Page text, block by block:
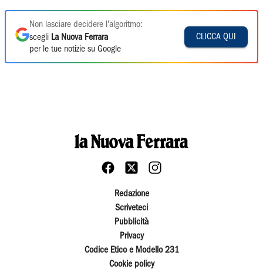
Non lasciare decidere l'algoritmo:
scegli La Nuova Ferrara
per le tue notizie su Google
CLICCA QUI
Redazione
Scriveteci
Pubblicità
Privacy
Codice Etico e Modello 231
Cookie policy